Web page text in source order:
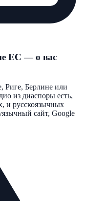
ЕС — о вас
Риге, Берлине или
из диаспоры есть,
и русскоязычных
сайт, Google